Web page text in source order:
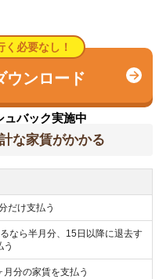
必要なし！
ウンロード
ュバック実施中
な家賃がかかる
だけ支払う
なら半月分、15日以降に退去す
う
分の家賃を支払う